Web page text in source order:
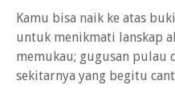
Kamu bisa naik ke atas
untuk menikmati lanskap
memukau; gugusan pulau
sekitarnya yang begitu